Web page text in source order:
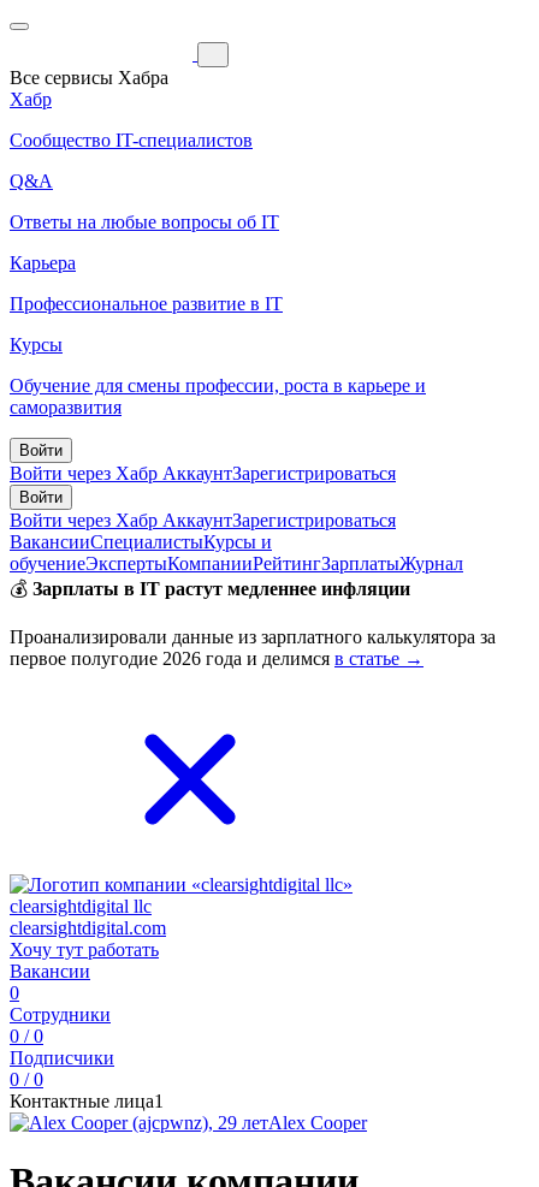
Все сервисы Хабра
Хабр
Сообщество IT-специалистов
Q&A
Ответы на любые вопросы об IT
Карьера
Профессиональное развитие в IT
Курсы
Обучение для смены профессии, роста в карьере и
саморазвития
Войти
Войти через Хабр АккаунтЗарегистрироваться
Войти
Войти через Хабр АккаунтЗарегистрироваться
ВакансииСпециалистыКурсы и
обучениеЭкспертыКомпанииРейтингЗарплатыЖурнал
💰 Зарплаты в IT растут медленнее инфляции
Проанализировали данные из зарплатного калькулятора за
первое полугодие 2026 года и делимся в статье →
clearsightdigital llc
clearsightdigital.com
Хочу тут работать
Вакансии
0
Сотрудники
0 / 0
Подписчики
0 / 0
Контактные лица1
Alex Cooper